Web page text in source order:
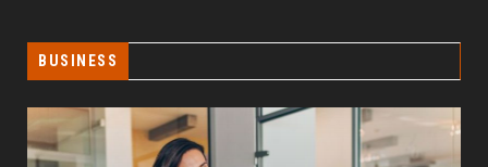
BUSINESS